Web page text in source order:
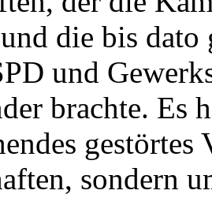
die bis
und
brachte. Es
sondern